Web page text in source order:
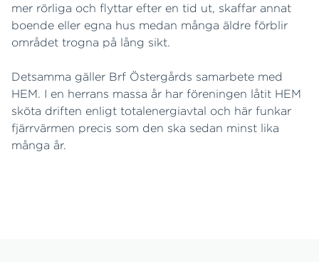
mer rörliga och flyttar efter en tid ut, skaffar annat
boende eller egna hus medan många äldre förblir
området trogna på lång sikt.
Detsamma gäller Brf Östergårds samarbete med
HEM. I en herrans massa år har föreningen låtit HEM
sköta driften enligt totalenergiavtal och här funkar
fjärrvärmen precis som den ska sedan minst lika
många år.